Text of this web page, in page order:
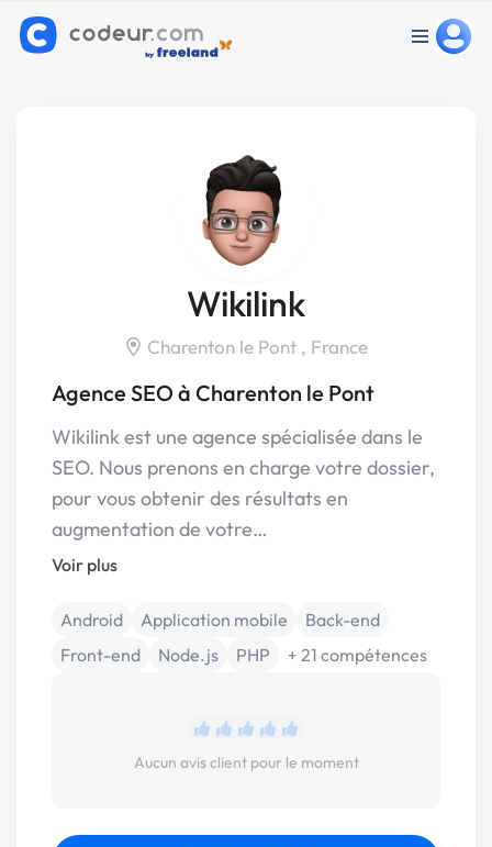
Wikilink
Charenton le Pont , France
Agence SEO à Charenton le Pont
Wikilink est une agence spécialisée dans le
SEO. Nous prenons en charge votre dossier,
pour vous obtenir des résultats en
augmentation de votre…
Voir plus
Android Application mobile
Back-end
Front-end
Node.js PHP + 21 compétences
Aucun avis client pour le moment